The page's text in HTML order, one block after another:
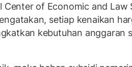
Center of Economic and Law
setiap kenaikan
kebutuhan anggaran